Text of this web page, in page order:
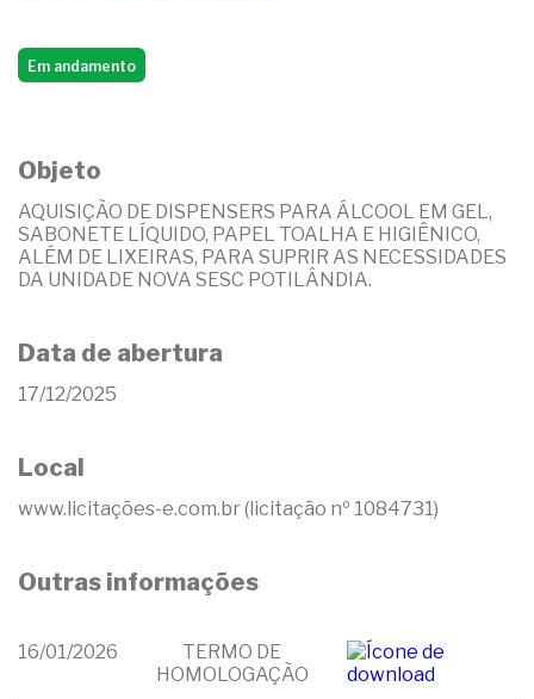
Em andamento
Objeto
AQUISIÇÃO DE DISPENSERS PARA ÁLCOOL EM GEL,
SABONETE LÍQUIDO, PAPEL TOALHA E HIGIÊNICO,
ALÉM DE LIXEIRAS, PARA SUPRIR AS NECESSIDADES
DA UNIDADE NOVA SESC POTILÂNDIA.
Data de abertura
17/12/2025
Local
www.licitações-e.com.br (licitação nº 1084731)
Outras informações
16/01/2026
TERMO DE
HOMOLOGAÇÃO